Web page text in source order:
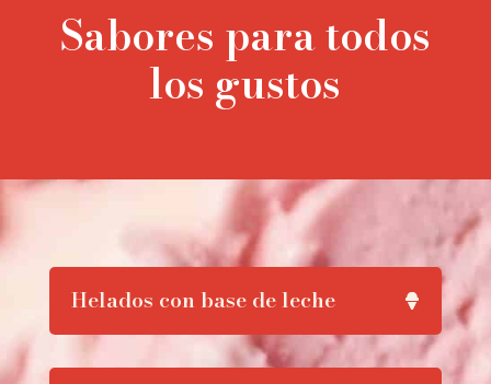
Sabores para todos
los gustos
Helados con base de leche